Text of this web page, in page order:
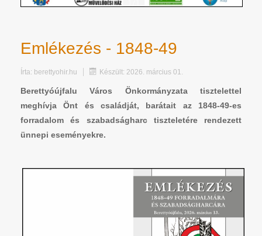
Emlékezés - 1848-49
Írta: berettyohir.hu Készült: 2026. március 01.
Berettyóújfalu Város Önkormányzata tisztelettel
meghívja Önt és családját, barátait az 1848-49-es
forradalom és szabadságharc tiszteletére rendezett
ünnepi eseményekre.